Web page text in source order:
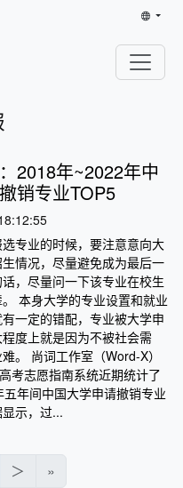
2018年~2022年中
销专业TOP5
专业的时候，要注意意向大
情况，尽量避免成为最后一
，尽量问一下该专业在校生
本身大学的专业设置和就业
一定的错配，专业被大学申
度上就是因为不被社会需
。 尚词工作室（Word-X）
考志愿指南系统近期统计了
年间中国大学申请撤销专业
示，过...
＞ »